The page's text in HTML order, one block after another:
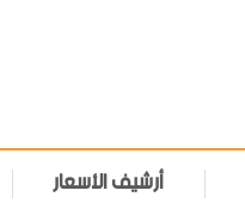
أرشيف الأسعار